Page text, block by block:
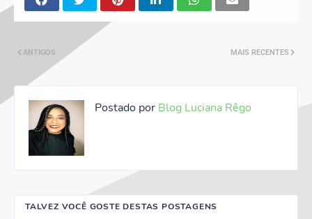
MAIS RECENTES
ANTIGOS
Postado por Blog Luciana Rêgo
TALVEZ VOCÊ GOSTE DESTAS POSTAGENS